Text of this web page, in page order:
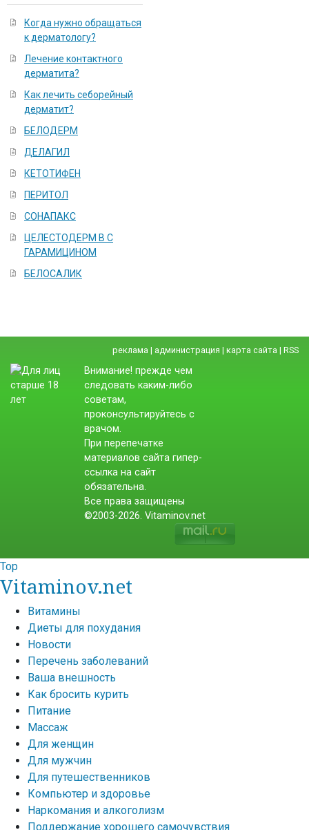
Когда нужно обращаться
к дерматологу?
Лечение контактного
дерматита?
Как лечить себорейный
дерматит?
БЕЛОДЕРМ
ДЕЛАГИЛ
КЕТОТИФЕН
ПЕРИТОЛ
СОНАПАКС
ЦЕЛЕСТОДЕРМ В С
ГАРАМИЦИНОМ
БЕЛОСАЛИК
реклама | администрация | карта сайта | RSS
Внимание! прежде чем
следовать каким-либо
советам,
проконсультируйтесь с
врачом.
При перепечатке
материалов сайта гипер-
ссылка на сайт
обязательна.
Все права защищены
©2003-2026. Vitaminov.net
Top
Vitaminov.net
Витамины
Диеты для похудания
Новости
Перечень заболеваний
Ваша внешность
Как бросить курить
Питание
Массаж
Для женщин
Для мужчин
Для путешественников
Компьютер и здоровье
Наркомания и алкоголизм
Поддержание хорошего самочувствия